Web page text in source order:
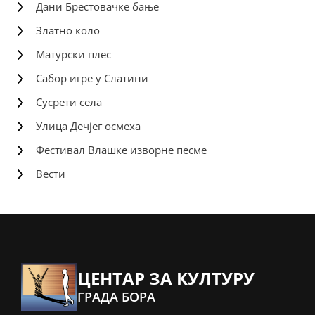
Дани Брестовачке бање
Златно коло
Матурски плес
Сабор игре у Слатини
Сусрети села
Улица Дечјег осмеха
Фестивал Влашке изворне песме
Вести
ЦЕНТАР ЗА КУЛТУРУ
ГРАДА БОРА